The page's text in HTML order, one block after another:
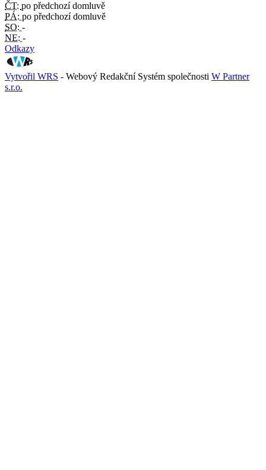
ČT: po předchozí domluvě
PÁ: po předchozí domluvě
SO: -
NE: -
Odkazy
Vytvořil WRS - Webový Redakční Systém společnosti W Partner
s.r.o.